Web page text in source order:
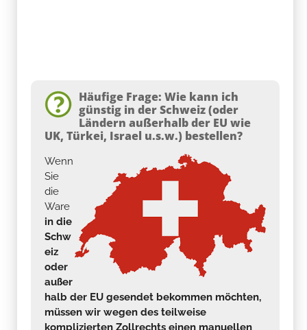
Häufige Frage: Wie kann ich
günstig in der Schweiz (oder
Ländern außerhalb der EU wie
UK, Türkei, Israel u.s.w.) bestellen?
Wenn
Sie
die
Ware
in die
Schw
eiz
oder
außer
halb der EU gesendet bekommen möchten,
müssen wir wegen des teilweise
komplizierten Zollrechts einen manuellen